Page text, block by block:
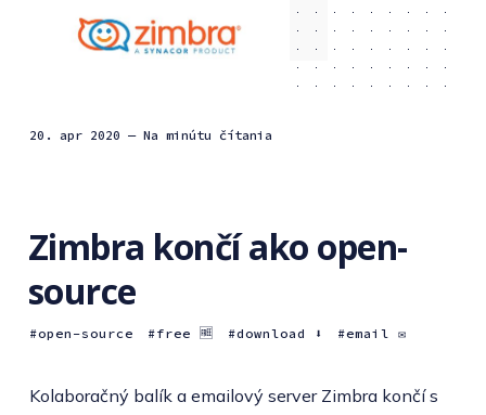
20. apr 2020 — Na minútu čítania
Zimbra končí ako open-
source
open-source free 🆓 download ⬇️ email ✉️
Kolaboračný balík a emailový server Zimbra končí s